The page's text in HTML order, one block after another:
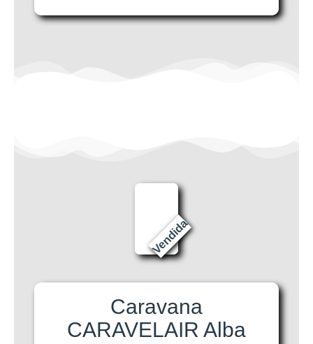
Vendida
Caravana
CARAVELAIR Alba